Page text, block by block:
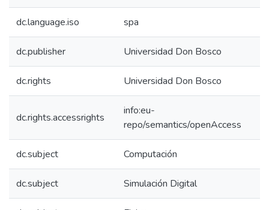
dc.language.iso spa
dc.publisher Universidad Don Bosco
dc.rights Universidad Don Bosco
dc.rights.accessrights
info:eu-
repo/semantics/openAccess
dc.subject Computación
dc.subject Simulación Digital